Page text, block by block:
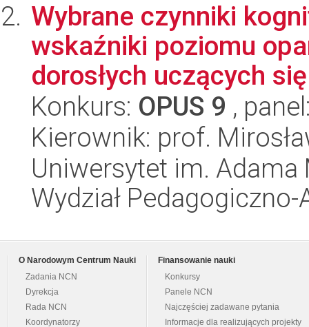
Wybrane czynniki
wskaźniki poziomu
dorosłych uczących
Konkurs: OPUS 9 ,
Kierownik: prof.
Uniwersytet im.
Wydział
O Narodowym Centrum Nauki
Zadania NCN
Dyrekcja
Rada NCN
Koordynatorzy
Finansowanie nauki
Konkursy
Panele NCN
Najczęściej zadawane pytania
Informacje dla realizujących projekty